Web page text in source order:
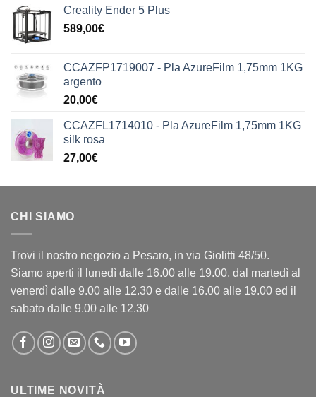
Creality Ender 5 Plus
589,00€
CCAZFP1719007 - Pla AzureFilm 1,75mm 1KG
argento
20,00€
CCAZFL1714010 - Pla AzureFilm 1,75mm 1KG
silk rosa
27,00€
CHI SIAMO
Trovi il nostro negozio a Pesaro, in via Giolitti 48/50.
Siamo aperti il lunedì dalle 16.00 alle 19.00, dal martedì al
venerdì dalle 9.00 alle 12.30 e dalle 16.00 alle 19.00 ed il
sabato dalle 9.00 alle 12.30
ULTIME NOVITÀ